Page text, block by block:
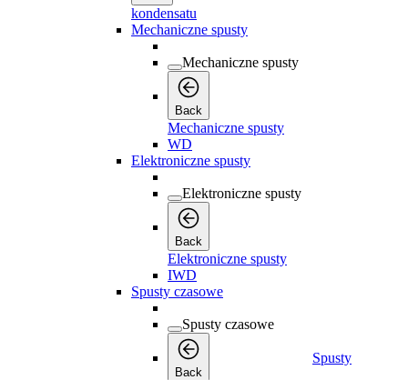
kondensatu
Mechaniczne spusty
Mechaniczne spusty
Back
Mechaniczne spusty
WD
Elektroniczne spusty
Elektroniczne spusty
Back
Elektroniczne spusty
IWD
Spusty czasowe
Spusty czasowe
Back
Spusty